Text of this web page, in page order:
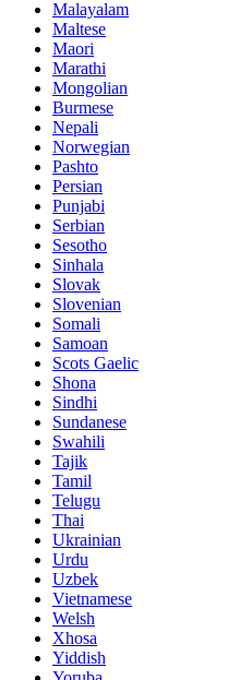
Malayalam
Maltese
Maori
Marathi
Mongolian
Burmese
Nepali
Norwegian
Pashto
Persian
Punjabi
Serbian
Sesotho
Sinhala
Slovak
Slovenian
Somali
Samoan
Scots Gaelic
Shona
Sindhi
Sundanese
Swahili
Tajik
Tamil
Telugu
Thai
Ukrainian
Urdu
Uzbek
Vietnamese
Welsh
Xhosa
Yiddish